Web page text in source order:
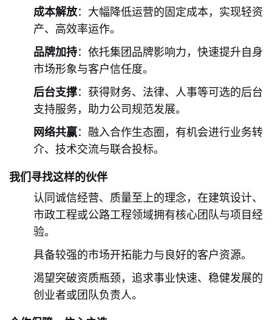
成本解放：大幅降低运营的固定成本，实现轻资
产、高效率运作。
品牌加持：依托集团品牌影响力，快速提升自身
市场形象与客户信任度。
后台支撑：获得财务、法律、人事等可选的后台
支持服务，助力公司规范发展。
网络共赢：融入合作生态圈，有机会进行业务转
介、技术交流与联合投标。
我们寻找这样的伙伴
认同诚信经营、质量至上的理念，在建筑设计、
市政工程或公路工程领域拥有核心团队与项目经
验。
具备较强的市场开拓能力与良好的客户资源。
渴望突破资质瓶颈，追求事业快速、稳健发展的
创业者或团队负责人。